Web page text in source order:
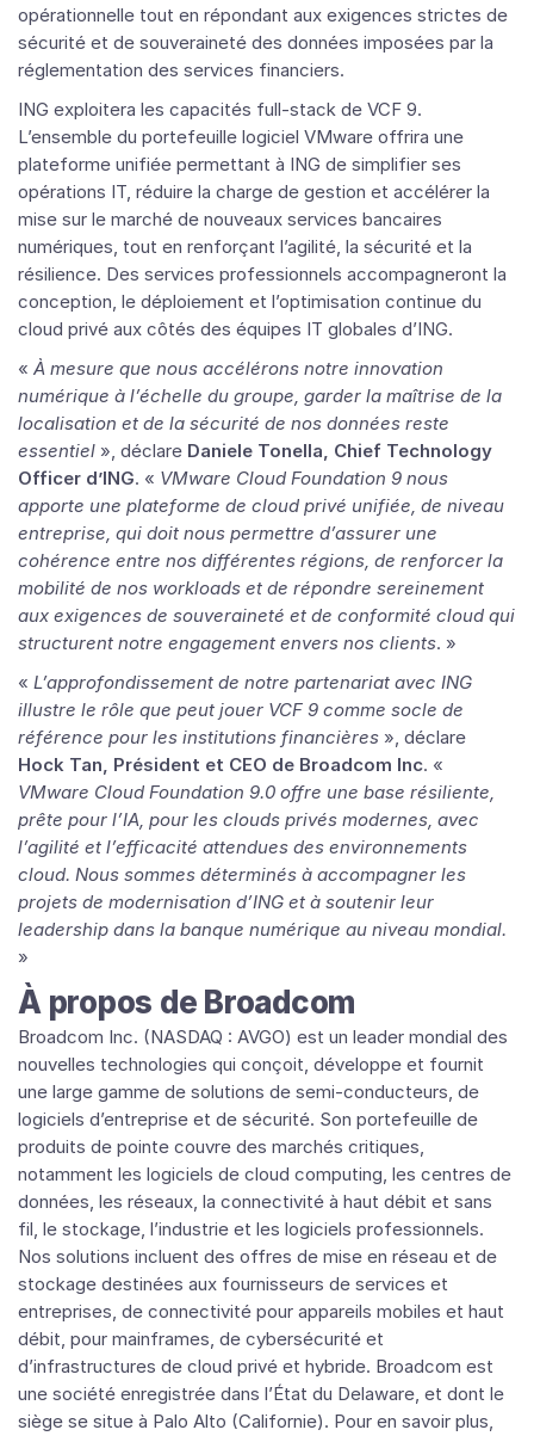
opérationnelle tout en répondant aux exigences strictes de
sécurité et de souveraineté des données imposées par la
réglementation des services financiers.
ING exploitera les capacités full-stack de VCF 9.
L’ensemble du portefeuille logiciel VMware offrira une
plateforme unifiée permettant à ING de simplifier ses
opérations IT, réduire la charge de gestion et accélérer la
mise sur le marché de nouveaux services bancaires
numériques, tout en renforçant l’agilité, la sécurité et la
résilience. Des services professionnels accompagneront la
conception, le déploiement et l’optimisation continue du
cloud privé aux côtés des équipes IT globales d’ING.
« À mesure que nous accélérons notre innovation
numérique à l’échelle du groupe, garder la maîtrise de la
localisation et de la sécurité de nos données reste
essentiel », déclare Daniele Tonella, Chief Technology
Officer d’ING. « VMware Cloud Foundation 9 nous
apporte une plateforme de cloud privé unifiée, de niveau
entreprise, qui doit nous permettre d’assurer une
cohérence entre nos différentes régions, de renforcer la
mobilité de nos workloads et de répondre sereinement
aux exigences de souveraineté et de conformité cloud qui
structurent notre engagement envers nos clients. »
« L’approfondissement de notre partenariat avec ING
illustre le rôle que peut jouer VCF 9 comme socle de
référence pour les institutions financières », déclare
Hock Tan, Président et CEO de Broadcom Inc. «
VMware Cloud Foundation 9.0 offre une base résiliente,
prête pour l’IA, pour les clouds privés modernes, avec
l’agilité et l’efficacité attendues des environnements
cloud. Nous sommes déterminés à accompagner les
projets de modernisation d’ING et à soutenir leur
leadership dans la banque numérique au niveau mondial.
»
À propos de Broadcom
Broadcom Inc. (NASDAQ : AVGO) est un leader mondial des
nouvelles technologies qui conçoit, développe et fournit
une large gamme de solutions de semi-conducteurs, de
logiciels d’entreprise et de sécurité. Son portefeuille de
produits de pointe couvre des marchés critiques,
notamment les logiciels de cloud computing, les centres de
données, les réseaux, la connectivité à haut débit et sans
fil, le stockage, l’industrie et les logiciels professionnels.
Nos solutions incluent des offres de mise en réseau et de
stockage destinées aux fournisseurs de services et
entreprises, de connectivité pour appareils mobiles et haut
débit, pour mainframes, de cybersécurité et
d’infrastructures de cloud privé et hybride. Broadcom est
une société enregistrée dans l’État du Delaware, et dont le
siège se situe à Palo Alto (Californie). Pour en savoir plus,